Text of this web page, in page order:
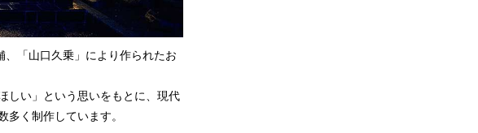
、「山口久乗」により作られたお
しい」という思いをもとに、現代
く制作しています。